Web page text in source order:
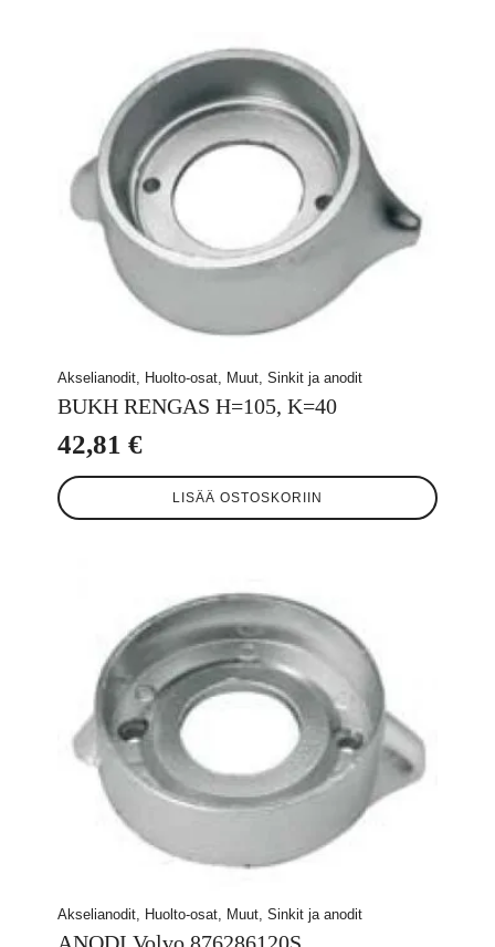
Akselianodit, Huolto-osat, Muut, Sinkit ja anodit
BUKH RENGAS H=105, K=40
42,81 €
LISÄÄ OSTOSKORIIN
Akselianodit, Huolto-osat, Muut, Sinkit ja anodit